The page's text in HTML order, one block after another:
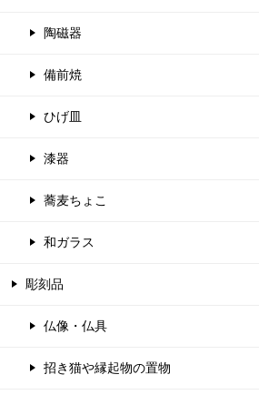
陶磁器
備前焼
ひげ皿
漆器
蕎麦ちょこ
和ガラス
彫刻品
仏像・仏具
招き猫や縁起物の置物